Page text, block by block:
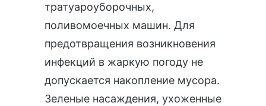
тратуароуборочных,
поливомоечных машин. Для
предотвращения возникновения
инфекций в жаркую погоду не
допускается накопление мусора.
Зеленые насаждения, ухоженные